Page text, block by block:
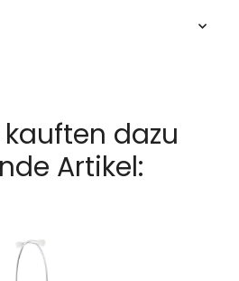
dazu
Artikel: